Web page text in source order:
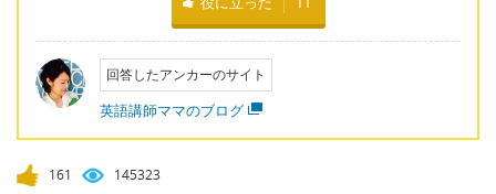
回答したアンカーのサイト
英語講師ママのブログ
161 145323